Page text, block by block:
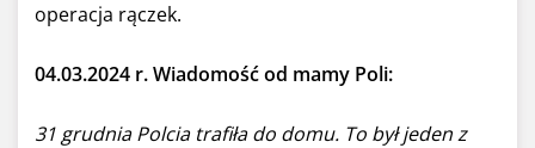
operacja rączek.
04.03.2024 r. Wiadomość od mamy Poli:
31 grudnia Polcia trafiła do domu. To był jeden z